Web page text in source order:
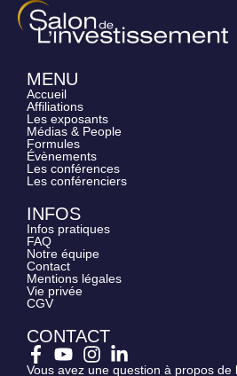
MENU
Accueil
Affiliations
Les exposants
Médias & People
Formules
Évènements
Les conférences
Les conférenciers
INFOS
Infos pratiques
FAQ
Notre équipe
Contact
Mentions légales
Vie privée
CGV
CONTACT
Vous avez une question à propos de